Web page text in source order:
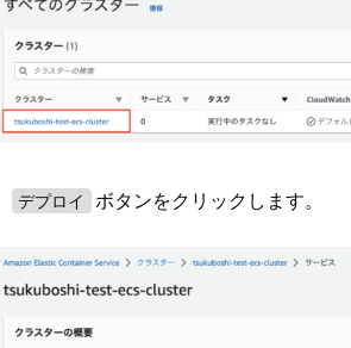
デプロイ ボタンをクリックします。